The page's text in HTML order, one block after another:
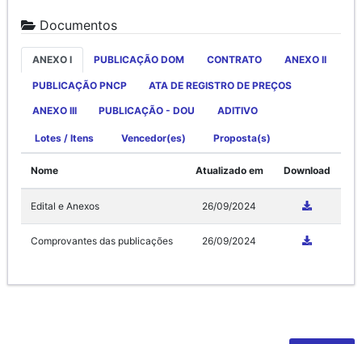
Documentos
ANEXO I PUBLICAÇÃO DOM CONTRATO ANEXO II
PUBLICAÇÃO PNCP ATA DE REGISTRO DE PREÇOS
ANEXO III PUBLICAÇÃO - DOU ADITIVO
Lotes / Itens Vencedor(es) Proposta(s)
Nome Atualizado em Download
Edital e Anexos 26/09/2024
Comprovantes das publicações 26/09/2024